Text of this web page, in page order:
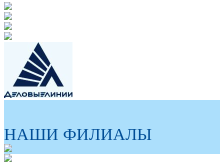
НАШИ ФИЛИАЛЫ